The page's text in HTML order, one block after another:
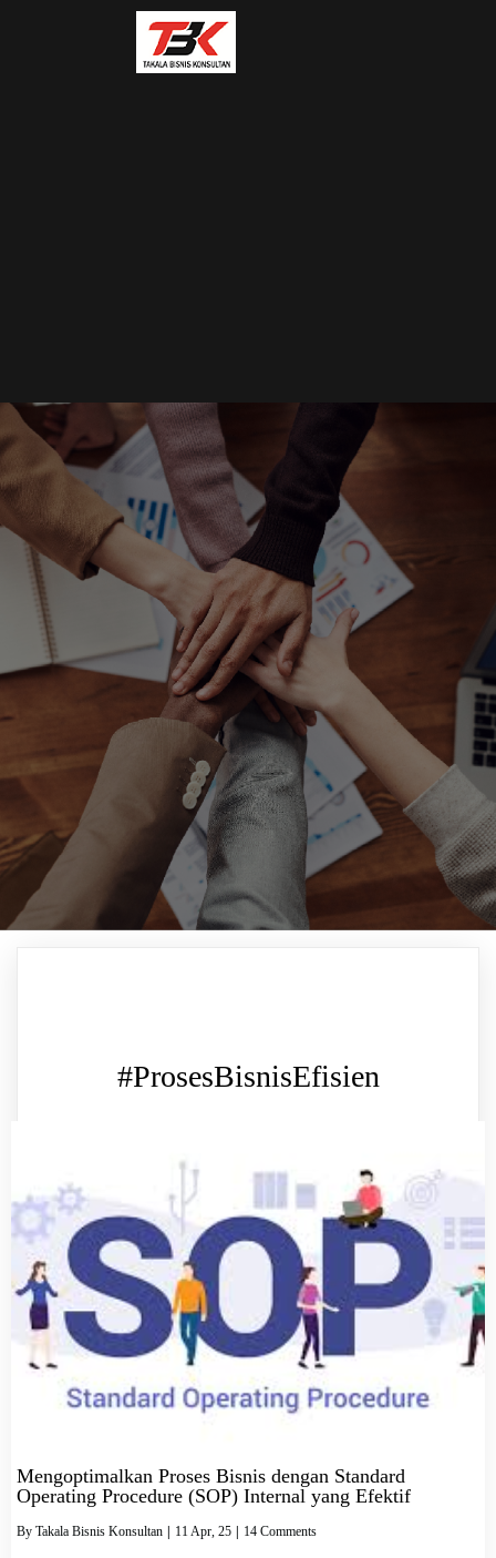
#ProsesBisnisEfisien
Mengoptimalkan Proses Bisnis dengan Standard
Operating Procedure (SOP) Internal yang Efektif
By Takala Bisnis Konsultan 11Apr, 25 14 Comments